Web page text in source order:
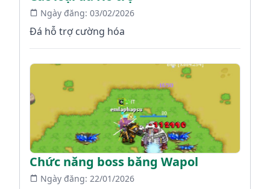
Ngày đăng: 03/02/2026
Đá hỗ trợ cường hóa
Chức năng boss băng Wapol
Ngày đăng: 22/01/2026